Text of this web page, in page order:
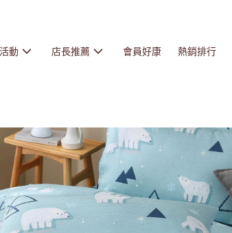
動 店長推薦 會員好康 熱銷排行